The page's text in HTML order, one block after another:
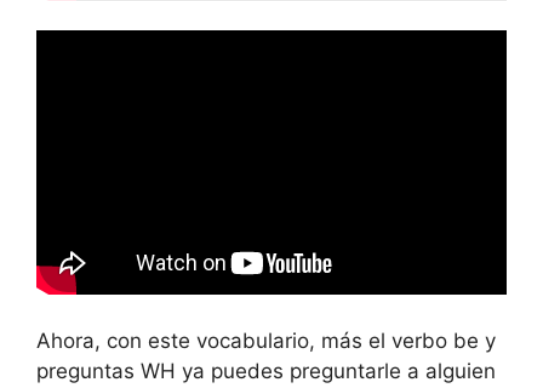
Ahora, con este vocabulario, más el verbo be y
preguntas WH ya puedes preguntarle a alguien